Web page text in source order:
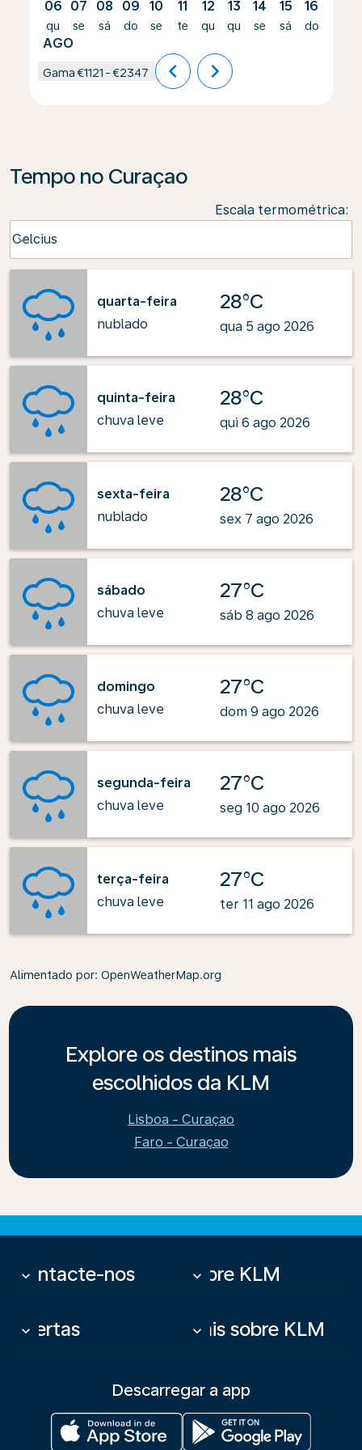
06
qu
AGO
07
se
08
sá
09
do
10
se
11
te
12
qu
13
qu
14
se
15
sá
16
do
Gama€1121 -€2347 chevron_left chevron_right
Tempo no Curaçao
Escala termométrica:
Celcius
keyboard_arrow_down
quarta-feira
nublado
28°C
qua 5 ago 2026
quinta-feira
chuva leve
28°C
qui 6 ago 2026
sexta-feira
nublado
28°C
sex 7 ago 2026
sábado
chuva leve
27°C
sáb 8 ago 2026
domingo
chuva leve
27°C
dom 9 ago 2026
segunda-feira
chuva leve
27°C
seg 10 ago 2026
terça-feira
chuva leve
27°C
ter 11 ago 2026
Alimentado por: OpenWeatherMap.org
Explore os destinos mais
escolhidos da KLM
Lisboa - Curaçao
Faro - Curaçao
Contacte-nos
keyboard_arrow_down Sobre KLM
keyboard_arrow_down
Ofertas
keyboard_arrow_down Mais sobre KLM
keyboard_arrow_down
Descarregar a app